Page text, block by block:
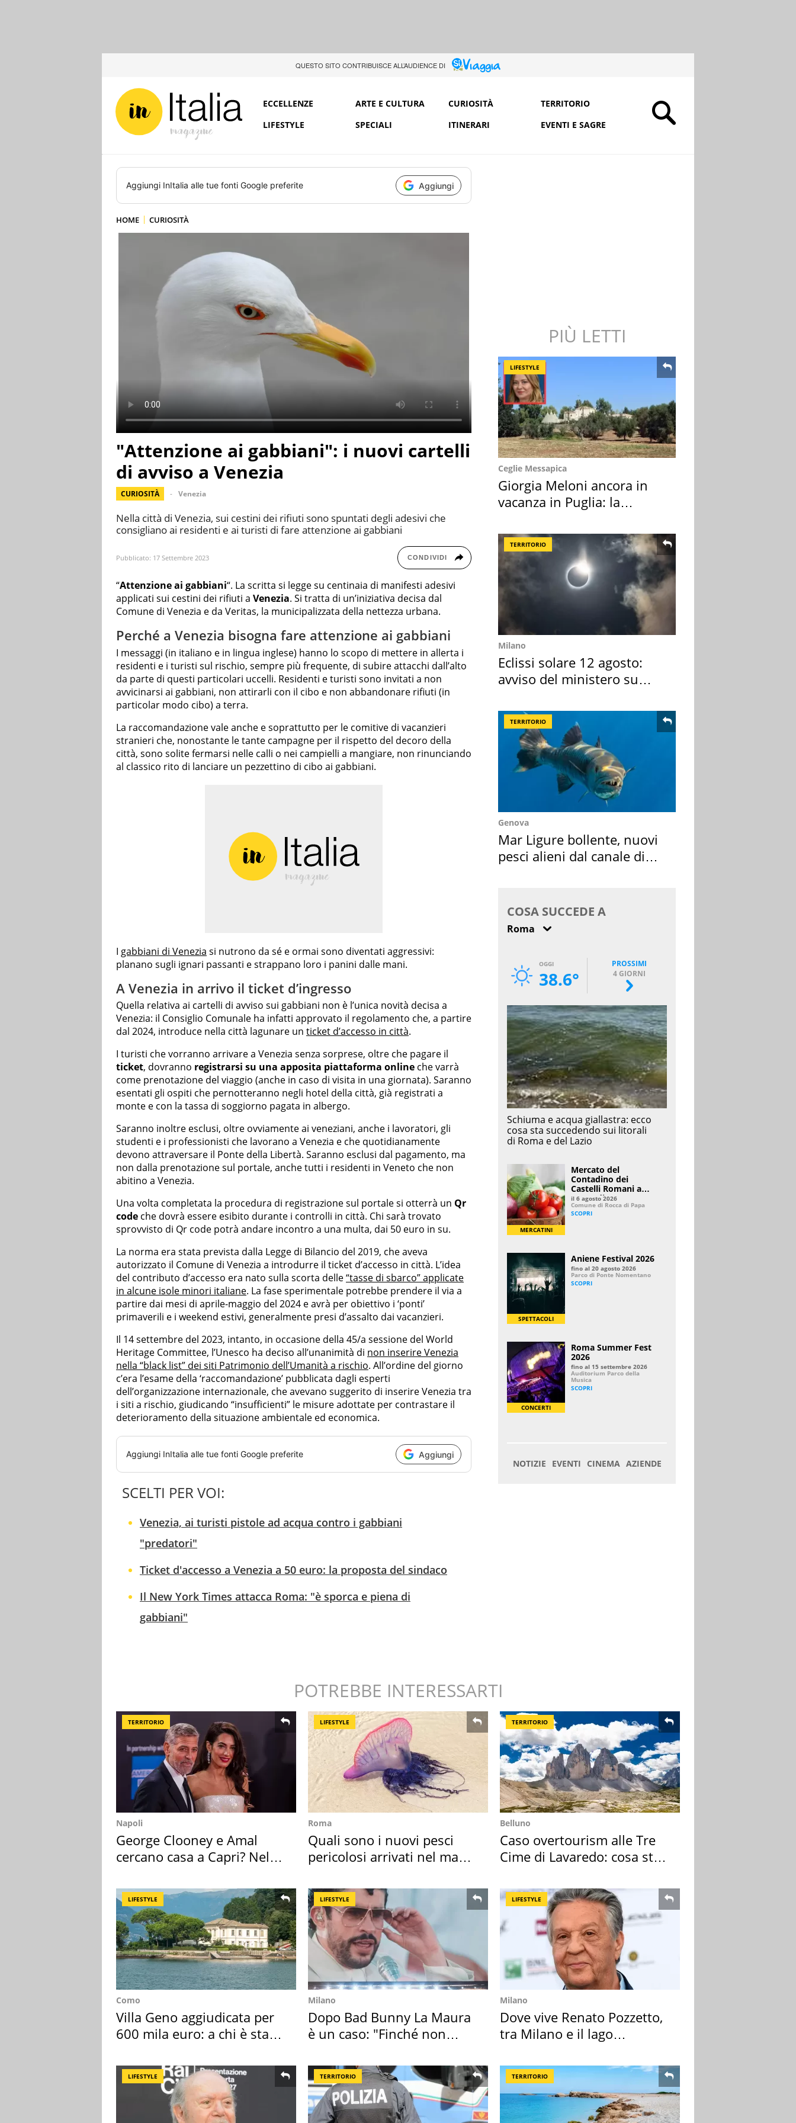
QUESTO SITO CONTRIBUISCE ALL’AUDIENCE DI
ECCELLENZE ARTE E CULTURA CURIOSITÀ
TERRITORIO
LIFESTYLE
SPECIALI ITINERARI EVENTI E SAGRE
Aggiungi InItalia alle tue fonti Google preferite Aggiungi
HOME CURIOSITÀ
"Attenzione ai gabbiani": i nuovi cartelli
di avviso a Venezia
CURIOSITÀ Venezia
Nella città di Venezia, sui cestini dei rifiuti sono spuntati degli adesivi che
consigliano ai residenti e ai turisti di fare attenzione ai gabbiani
Pubblicato: 17 Settembre 2023 CONDIVIDI
“Attenzione ai gabbiani“. La scritta si legge su centinaia di manifesti adesivi
applicati sui cestini dei rifiuti a Venezia. Si tratta di un’iniziativa decisa dal
Comune di Venezia e da Veritas, la municipalizzata della nettezza urbana.
Perché a Venezia bisogna fare attenzione ai gabbiani
I messaggi (in italiano e in lingua inglese) hanno lo scopo di mettere in allerta i
residenti e i turisti sul rischio, sempre più frequente, di subire attacchi dall’alto
da parte di questi particolari uccelli. Residenti e turisti sono invitati a non
avvicinarsi ai gabbiani, non attirarli con il cibo e non abbandonare rifiuti (in
particolar modo cibo) a terra.
La raccomandazione vale anche e soprattutto per le comitive di vacanzieri
stranieri che, nonostante le tante campagne per il rispetto del decoro della
città, sono solite fermarsi nelle calli o nei campielli a mangiare, non rinunciando
al classico rito di lanciare un pezzettino di cibo ai gabbiani.
I gabbiani di Venezia si nutrono da sé e ormai sono diventati aggressivi:
planano sugli ignari passanti e strappano loro i panini dalle mani.
A Venezia in arrivo il ticket d’ingresso
Quella relativa ai cartelli di avviso sui gabbiani non è l’unica novità decisa a
Venezia: il Consiglio Comunale ha infatti approvato il regolamento che, a partire
dal 2024, introduce nella città lagunare un ticket d’accesso in città.
I turisti che vorranno arrivare a Venezia senza sorprese, oltre che pagare il
ticket, dovranno registrarsi su una apposita piattaforma online che varrà
come prenotazione del viaggio (anche in caso di visita in una giornata). Saranno
esentati gli ospiti che pernotteranno negli hotel della città, già registrati a
monte e con la tassa di soggiorno pagata in albergo.
Saranno inoltre esclusi, oltre ovviamente ai veneziani, anche i lavoratori, gli
studenti e i professionisti che lavorano a Venezia e che quotidianamente
devono attraversare il Ponte della Libertà. Saranno esclusi dal pagamento, ma
non dalla prenotazione sul portale, anche tutti i residenti in Veneto che non
abitino a Venezia.
Una volta completata la procedura di registrazione sul portale si otterrà un Qr
code che dovrà essere esibito durante i controlli in città. Chi sarà trovato
sprovvisto di Qr code potrà andare incontro a una multa, dai 50 euro in su.
La norma era stata prevista dalla Legge di Bilancio del 2019, che aveva
autorizzato il Comune di Venezia a introdurre il ticket d’accesso in città. L’idea
del contributo d’accesso era nato sulla scorta delle“tasse di sbarco” applicate
in alcune isole minori italiane. La fase sperimentale potrebbe prendere il via a
partire dai mesi di aprile-maggio del 2024 e avrà per obiettivo i ‘ponti’
primaverili e i weekend estivi, generalmente presi d’assalto dai vacanzieri.
Il 14 settembre del 2023, intanto, in occasione della 45/a sessione del World
Heritage Committee, l’Unesco ha deciso all’unanimità di non inserire Venezia
nella “black list” dei siti Patrimonio dell’Umanità a rischio. All’ordine del giorno
c’era l’esame della ‘raccomandazione’ pubblicata dagli esperti
dell’organizzazione internazionale, che avevano suggerito di inserire Venezia tra
i siti a rischio, giudicando “insufficienti” le misure adottate per contrastare il
deterioramento della situazione ambientale ed economica.
Aggiungi InItalia alle tue fonti Google preferite Aggiungi
SCELTI PER VOI:
Venezia, ai turisti pistole ad acqua contro i gabbiani
"predatori"
Ticket d'accesso a Venezia a 50 euro: la proposta del sindaco
Il New York Times attacca Roma: "è sporca e piena di
gabbiani"
PIÙ LETTI
LIFESTYLE
Ceglie Messapica
Giorgia Meloni ancora in
vacanza in Puglia: la
TERRITORIO
Milano
Eclissi solare 12 agosto:
avviso del ministero su
TERRITORIO
Genova
Mar Ligure bollente, nuovi
pesci alieni dal canale di
POTREBBE INTERESSARTI
TERRITORIO
Napoli
George Clooney e Amal
cercano casa a Capri? Nel
LIFESTYLE
Roma
Quali sono i nuovi pesci
pericolosi arrivati nel mar
TERRITORIO
Belluno
Caso overtourism alle Tre
Cime di Lavaredo: cosa sta
LIFESTYLE
Como
Villa Geno aggiudicata per
600 mila euro: a chi è stata
LIFESTYLE
Milano
Dopo Bad Bunny La Maura
è un caso: "Finché non
LIFESTYLE
Milano
Dove vive Renato Pozzetto,
tra Milano e il lago
LIFESTYLE TERRITORIO TERRITORIO